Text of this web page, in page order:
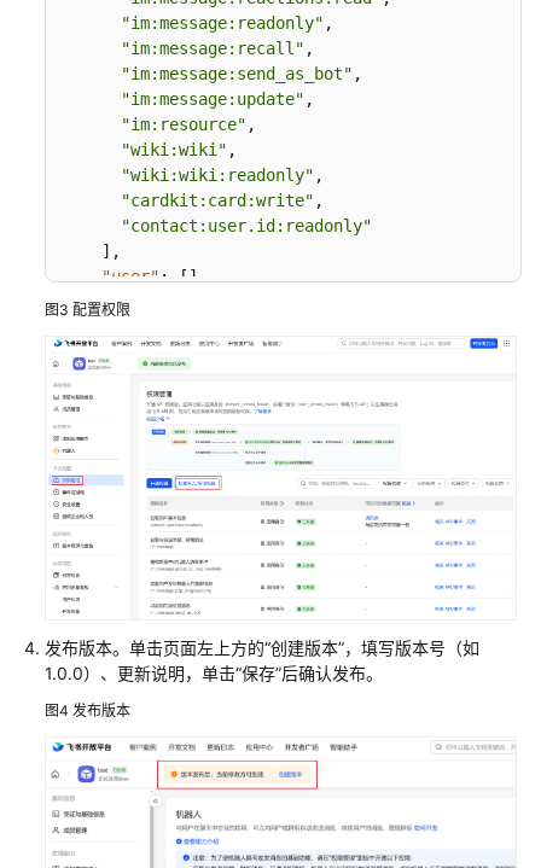
应
用
集
群
API
参
考
常
见
问
视
帮
助
文
档
下
"im:message:readonly" ,
"im:message:recall" ,
"im:message:send_as_bot" ,
"im:message:update" ,
"im:resource" ,
"wiki:wiki" ,
"wiki:wiki:readonly" ,
"cardkit:card:write" ,
"contact:user.id:readonly"
] ,
"user" : [ ]
}
图3 配置权限
发布版本。单击页面左上方的“创建版本”，填写版本号（如
1.0.0）、更新说明，单击“保存”后确认发布。
图4 发布版本